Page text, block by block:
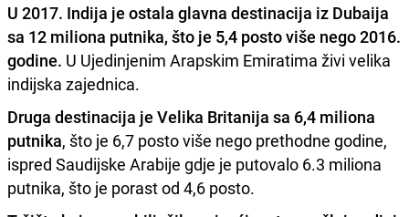
U 2017. Indija je ostala glavna destinacija iz Dubaija
sa 12 miliona putnika, što je 5,4 posto više nego 2016.
godine. U Ujedinjenim Arapskim Emiratima živi velika
indijska zajednica.
Druga destinacija je Velika Britanija sa 6,4 miliona
putnika, što je 6,7 posto više nego prethodne godine,
ispred Saudijske Arabije gdje je putovalo 6.3 miliona
putnika, što je porast od 4,6 posto.